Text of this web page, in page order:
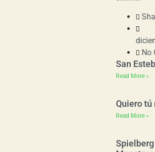
No
San
Read More »
Quiero tú
Read More »